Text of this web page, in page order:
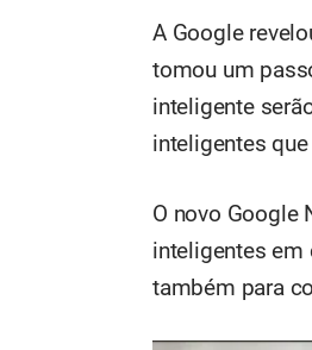
A Google
tomou um
inteligente
inteligentes
O novo Google
inteligentes em
também para